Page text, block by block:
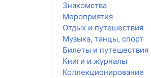
Знакомства
Мероприятия
Отдых и путешествия
Музыка, танцы, спорт
Билеты и путешествия
Книги и журналы
Коллекционирование